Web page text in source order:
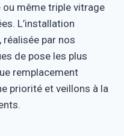
même triple vitrage
L’installation
par nos
de pose les plus
remplacement
priorité et veillons à la